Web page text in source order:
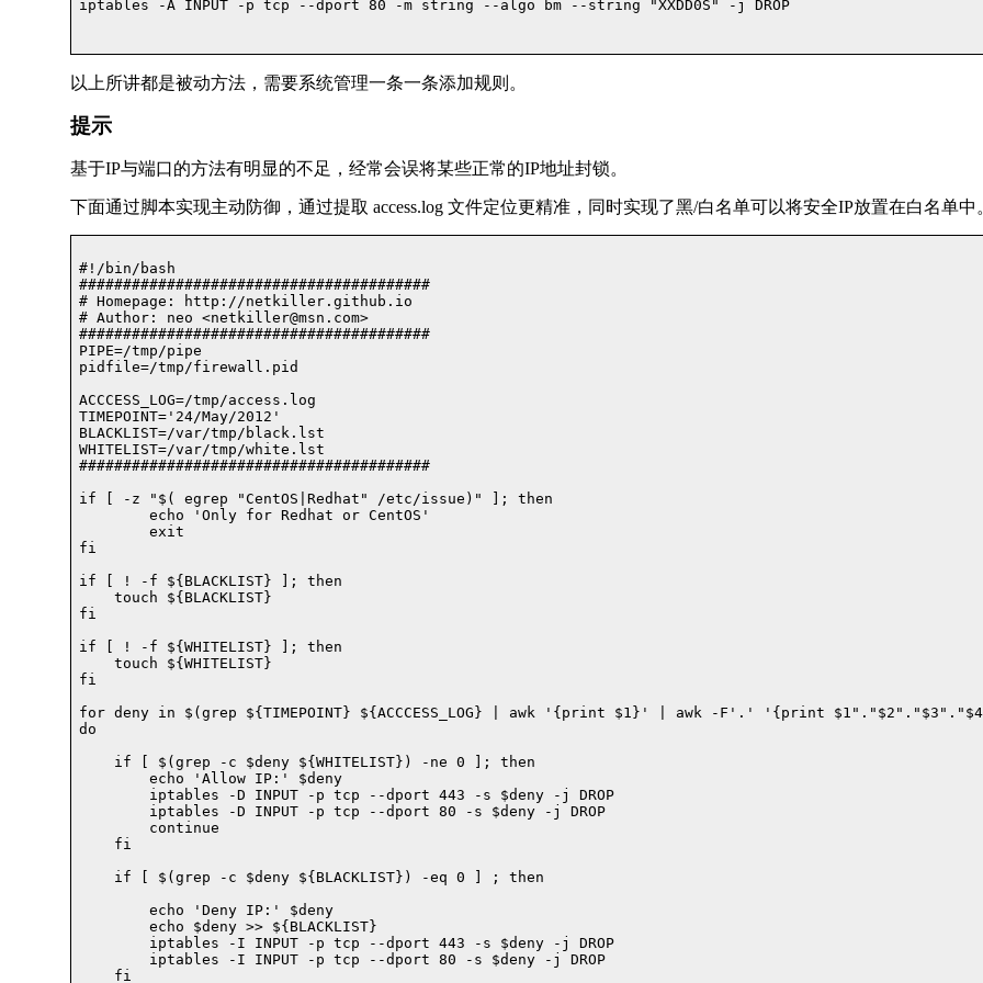
iptables -A INPUT -p tcp --dport 80 -m string --algo bm --string "XXDD0S" -j DROP
以上所讲都是被动方法，需要系统管理一条一条添加规则。
提示
基于IP与端口的方法有明显的不足，经常会误将某些正常的IP地址封锁。
下面通过脚本实现主动防御，通过提取 access.log 文件定位更精准，同时实现了黑/白名单可以将安全IP放置在白名单中
#!/bin/bash
########################################
# Homepage: http://netkiller.github.io
# Author: neo <netkiller@msn.com>
########################################
PIPE=/tmp/pipe
pidfile=/tmp/firewall.pid
ACCCESS_LOG=/tmp/access.log
TIMEPOINT='24/May/2012'
BLACKLIST=/var/tmp/black.lst
WHITELIST=/var/tmp/white.lst
########################################
if [ -z "$( egrep "CentOS|Redhat" /etc/issue)" ]; then
fi
if [ ! -f ${BLACKLIST} ]; then
    touch ${BLACKLIST}
fi
if [ ! -f ${WHITELIST} ]; then
    touch ${WHITELIST}
fi
for deny in $(grep ${TIMEPOINT} ${ACCCESS_LOG} | awk '{print $1}' | awk -F'.' '{print
do
    if [ $(grep -c $deny ${WHITELIST}) -ne 0 ]; then
        echo 'Allow IP:' $deny
    fi
    if [ $(grep -c $deny ${BLACKLIST}) -eq 0 ] ; then
        echo $deny >> ${BLACKLIST}
        iptables -I INPUT -p tcp --dport 443 -s $deny -j DROP
        iptables -I INPUT -p tcp --dport 80 -s $deny -j DROP
    fi